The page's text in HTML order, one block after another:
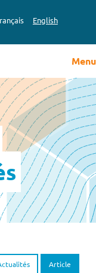
English
Menu
Article